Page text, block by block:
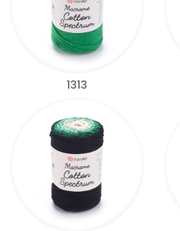
1313